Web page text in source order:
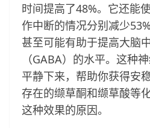
时间提高了48%。它还能
作中断的情况分别减少
甚至可能有助于提高大脑
（GABA）的水平。这种
平静下来，帮助你获得安
存在的缬草酮和缬草酸等
这种效果的原因。